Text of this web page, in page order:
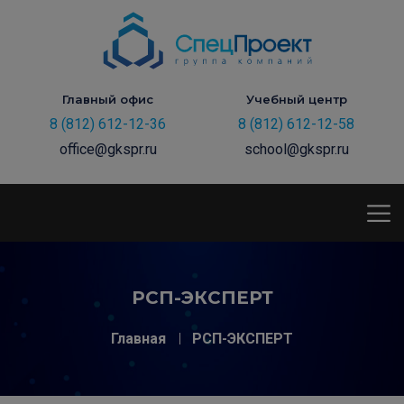
Главный офис
8 (812) 612-12-36
office@gkspr.ru
Учебный центр
8 (812) 612-12-58
school@gkspr.ru
РСП-ЭКСПЕРТ
Главная РСП-ЭКСПЕРТ